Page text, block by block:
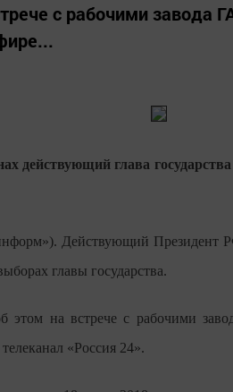
с рабочими завода
действующий глава
Действующий
главы государства.
этом на встрече с рабочими
«Россия 24».